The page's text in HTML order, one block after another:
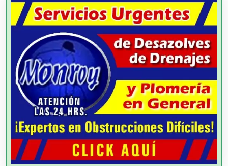
Agricultores
Agricultura y Ganadería
Agua Purificada
Aire Acondicionado
Alarmas